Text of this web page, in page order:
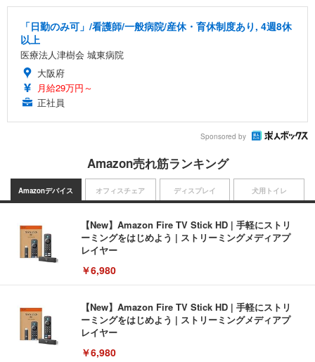
「日勤のみ可」/看護師/一般病院/産休・育休制度あり, 4週8休
以上
医療法人津樹会 城東病院
大阪府
月給29万円～
正社員
Sponsored by
Amazon売れ筋ランキング
Amazonデバイス
【New】Amazon Fire TV Stick HD | 手軽にストリ
ーミングをはじめよう | ストリーミングメディアプ
レイヤー
￥6,980
【New】Amazon Fire TV Stick HD | 手軽にストリ
ーミングをはじめよう | ストリーミングメディアプ
レイヤー
￥6,980
オフィスチェア ディスプレイ 犬用トイレ